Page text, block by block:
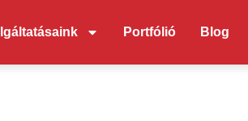
Portfólió Blog